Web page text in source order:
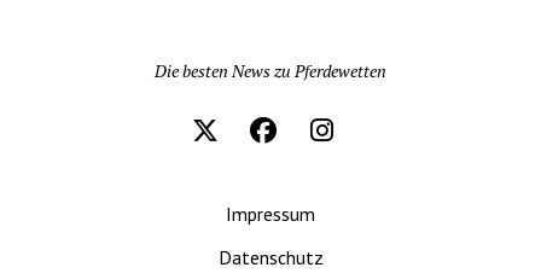
Die besten News zu Pferdewetten
Impressum
Datenschutz